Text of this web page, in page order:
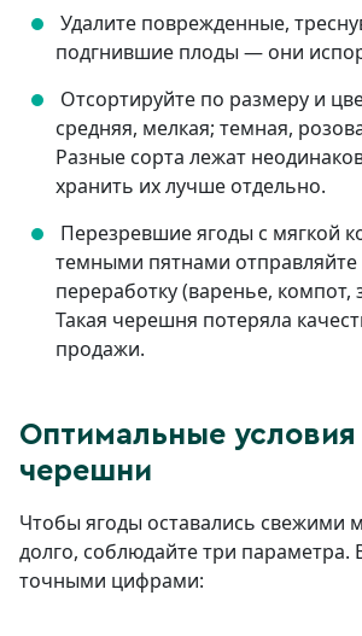
Удалите поврежденные,
подгнившие плоды — они
Отсортируйте по размеру и
средняя, мелкая; темная,
Разные сорта лежат
хранить их лучше отдельно.
Перезревшие ягоды с мягкой
темными пятнами
переработку (варенье, компот,
Такая черешня потеряла
продажи.
Оптимальные условия
черешни
Чтобы ягоды оставались свежими
долго, соблюдайте три параметра.
точными цифрами: